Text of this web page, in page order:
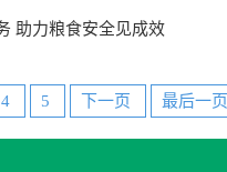
助力粮食安全见成效
4 5 下一页 最后一页